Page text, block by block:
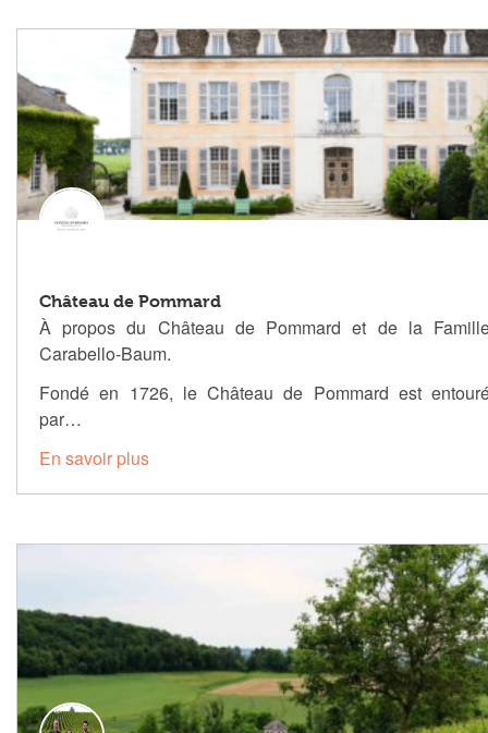
Château de Pommard
À propos du Château de Pommard et de la
Carabello-Baum.
Fondé en 1726, le Château de Pommard est
par…
En savoir plus